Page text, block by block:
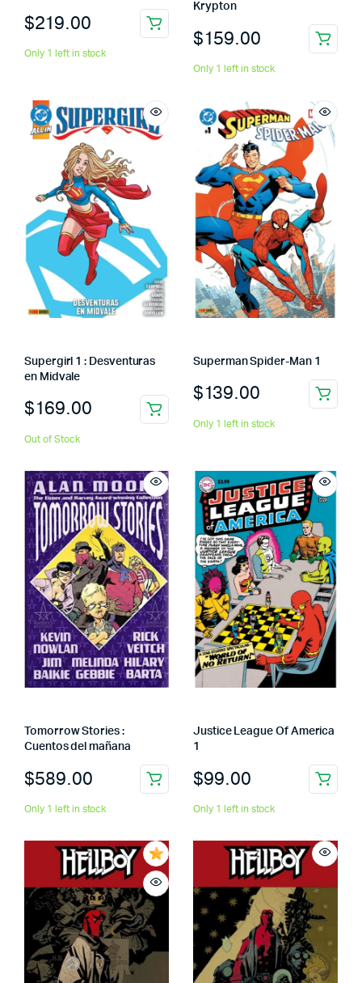
$219.00
Only 1 left in stock
Krypton
$159.00
Only 1 left in stock
Supergirl 1 : Desventuras
en Midvale
$169.00
Out of Stock
Superman Spider-Man 1
$139.00
Only 1 left in stock
Tomorrow Stories :
Cuentos del mañana
$589.00
Only 1 left in stock
Justice League Of America
1
$99.00
Only 1 left in stock